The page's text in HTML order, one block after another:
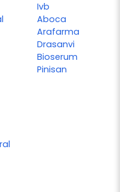
Ivb
Aboca
Arafarma
Drasanvi
Bioserum
Pinisan